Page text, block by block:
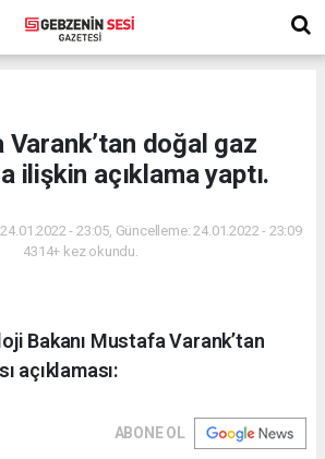
doğal gaz
ilişkin açıklama yaptı.
- 23:05, Güncelleme: 24.01.2022 - 23:09
4314+ kez okundu.
Bakanı Mustafa Varank’tan
açıklaması:
ABONE OL